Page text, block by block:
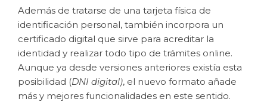
Además de tratarse de una tarjeta física de
identificación personal, también incorpora un
certificado digital que sirve para acreditar la
identidad y realizar todo tipo de trámites online.
Aunque ya desde versiones anteriores existía esta
posibilidad (DNI digital), el nuevo formato añade
más y mejores funcionalidades en este sentido.